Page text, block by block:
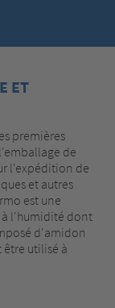
ET
premières
de
l'expédition de
et autres
est une
à l'humidité dont
d'amidon
être utilisé à